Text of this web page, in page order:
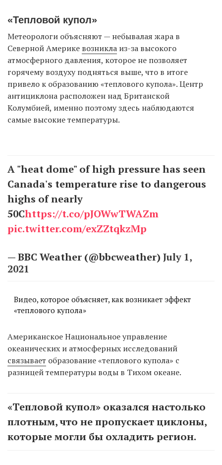
«Тепловой купол»
Метеорологи объясняют — небывалая жара в
Северной Америке возникла из-за высокого
атмосферного давления, которое не позволяет
горячему воздуху подняться выше, что в итоге
привело к образованию «теплового купола». Центр
антициклона расположен над Британской
Колумбией, именно поэтому здесь наблюдаются
самые высокие температуры.
A "heat dome" of high pressure has seen
Canada's temperature rise to dangerous
highs of nearly
50Chttps://t.co/pJOWwTWAZm
pic.twitter.com/exZZtqkzMp
— BBC Weather (@bbcweather) July 1,
2021
Видео, которое объясняет, как возникает эффект
«теплового купола»
Американское Национальное управление
океанических и атмосферных исследований
связывает образование «теплового купола» с
разницей температуры воды в Тихом океане.
«Тепловой купол» оказался настолько
плотным, что не пропускает циклоны,
которые могли бы охладить регион.